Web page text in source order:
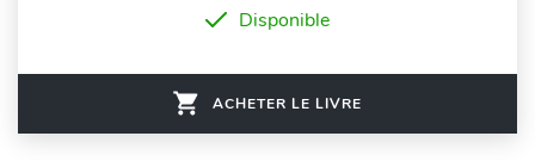
Disponible
ACHETER LE LIVRE